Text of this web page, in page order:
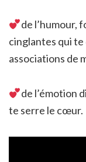
de l’humour,
cinglantes qui
associations de
de l’émotion
te serre le cœur.